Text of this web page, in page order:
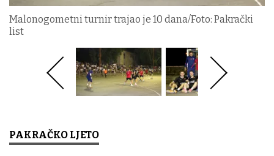
Malonogometni turnir trajao je 10 dana/Foto: Pakrački
list
PAKRAČKO LJETO